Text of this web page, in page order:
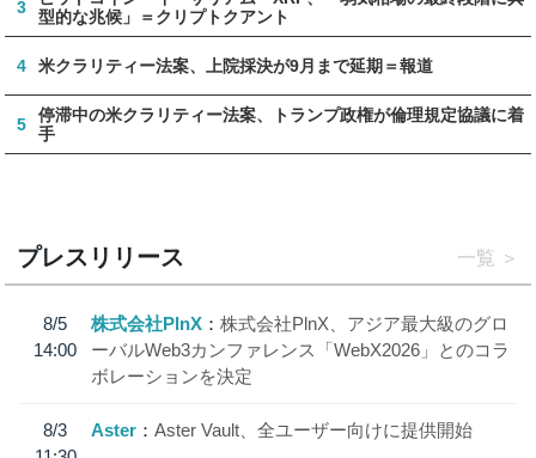
3
型的な兆候」＝クリプトクアント
4 米クラリティー法案、上院採決が9月まで延期＝報道
5
停滞中の米クラリティー法案、トランプ政権が倫理規定協議に着
手
プレスリリース 一覧
8/5
14:00
株式会社PlnX
株式会社PlnX、アジア最大級のグロ
ーバルWeb3カンファレンス「WebX2026」とのコラ
ボレーションを決定
8/3
Aster Aster Vault、全ユーザー向けに提供開始